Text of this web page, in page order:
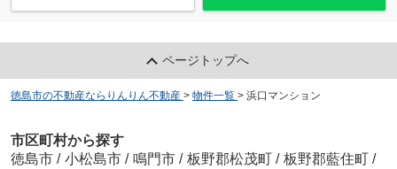
ページトップへ
徳島市の不動産ならりんりん不動産 > 物件一覧 > 浜口マンション
市区町村から探す
徳島市 / 小松島市 / 鳴門市 / 板野郡松茂町 / 板野郡藍住町 /